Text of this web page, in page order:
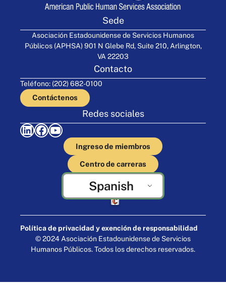
Sede
Asociación Estadounidense de Servicios Humanos
Públicos (APHSA) 901 N Glebe Rd, Suite 210, Arlington,
VA 22203
Contacto
Teléfono: (202) 682-0100
Contáctenos
Redes sociales
LinkedIn Facebook YouTube
Ingreso de miembros
Centro de carreras
Spanish
Elaborado por Cornershop Creative
Política de privacidad y exención de responsabilidad
© 2024 Asociación Estadounidense de Servicios
Humanos Públicos. Todos los derechos reservados.